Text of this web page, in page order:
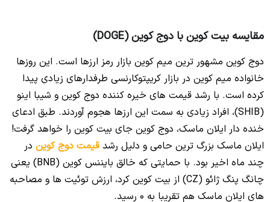
مقایسه بیت کوین با دوج کوین (DOGE)
دوج کوین مشهور ترین میم کوین بازار رمز ارزها است. این روزها
خانواده میم کوین در بازار کریپتوکارنسی طرفدارهای زیادی پیدا
کرده است. با رشد قیمت های خیره کننده دوج کوین و شیبا اینو
(SHIB)، افراد زیادی به سمت این ارزها هجوم آوردند. طبق ادعای
خنده دار ایلان ماسک، دوج کوین جای بیت کوین را خواهد گرفت!
ایلان ماسک بزرگ ترین حامی و دلیل رشد قیمت دوج کوین در
چند ماه اخیر بود. با حمایتی که خالق بایننس کوین (BNB) یعنی
چانگ پنگ ژائو (CZ) از بیت کوین کرد، ارزش توئیت ها و مصاحبه
های ایلان ماسک هم تقریبا به 0 رسید.